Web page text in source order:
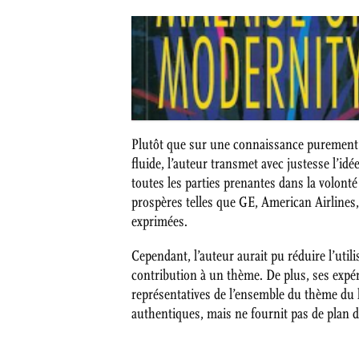
Plutôt que sur une connaissance
fluide, l’auteur transmet avec justesse
toutes les parties prenantes dans la
prospères telles que GE, American
exprimées.
Cependant, l’auteur aurait pu réduire
contribution à un thème. De plus, ses
représentatives de l’ensemble du thème
authentiques, mais ne fournit pas de plan